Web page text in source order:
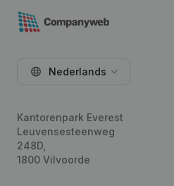
Nederlands
Kantorenpark Everest
Leuvensesteenweg
248D,
1800 Vilvoorde